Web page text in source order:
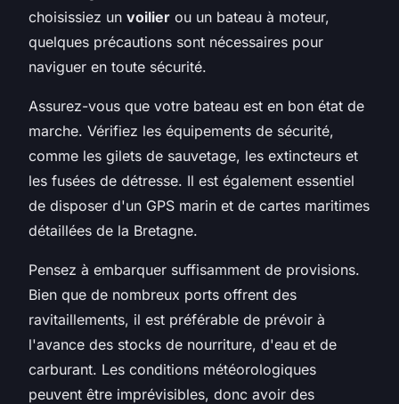
choisissiez un voilier ou un bateau à moteur,
quelques précautions sont nécessaires pour
naviguer en toute sécurité.
Assurez-vous que votre bateau est en bon état de
marche. Vérifiez les équipements de sécurité,
comme les gilets de sauvetage, les extincteurs et
les fusées de détresse. Il est également essentiel
de disposer d'un GPS marin et de cartes maritimes
détaillées de la Bretagne.
Pensez à embarquer suffisamment de provisions.
Bien que de nombreux ports offrent des
ravitaillements, il est préférable de prévoir à
l'avance des stocks de nourriture, d'eau et de
carburant. Les conditions météorologiques
peuvent être imprévisibles, donc avoir des